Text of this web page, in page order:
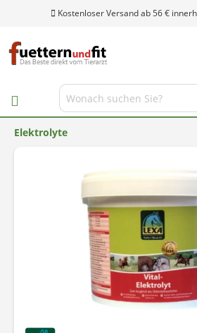
Kostenloser Versand ab 56 €
Elektrolyte